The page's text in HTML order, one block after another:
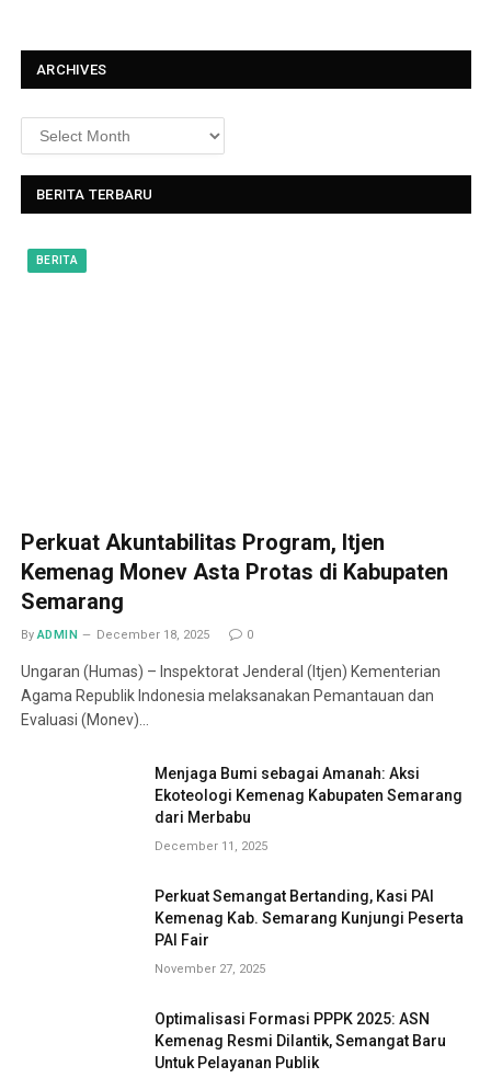
ARCHIVES
BERITA TERBARU
BERITA
Perkuat Akuntabilitas Program, Itjen
Kemenag Monev Asta Protas di Kabupaten
Semarang
By ADMIN December 18, 2025 0
Ungaran (Humas) – Inspektorat Jenderal (Itjen) Kementerian
Agama Republik Indonesia melaksanakan Pemantauan dan
Evaluasi (Monev)…
Menjaga Bumi sebagai Amanah: Aksi
Ekoteologi Kemenag Kabupaten Semarang
dari Merbabu
December 11, 2025
Perkuat Semangat Bertanding, Kasi PAI
Kemenag Kab. Semarang Kunjungi Peserta
PAI Fair
November 27, 2025
Optimalisasi Formasi PPPK 2025: ASN
Kemenag Resmi Dilantik, Semangat Baru
Untuk Pelayanan Publik